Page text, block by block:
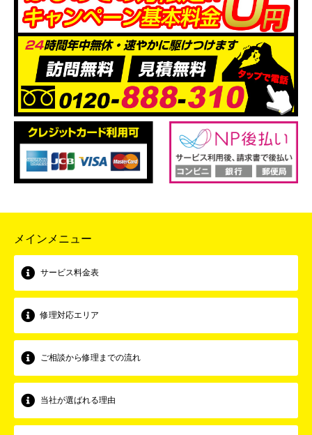
メインメニュー
サービス料金表
修理対応エリア
ご相談から修理までの流れ
当社が選ばれる理由